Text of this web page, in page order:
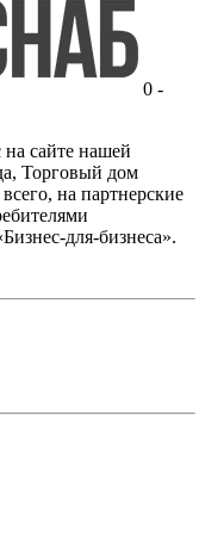
0 -
сайте нашей
Торговый дом
на партнерские
для-бизнеса».